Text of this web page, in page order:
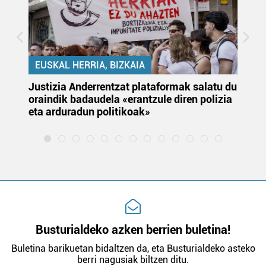
EUSKAL HERRIA, BIZKAIA
Justizia Anderrentzat plataformak salatu du
oraindik badaudela «erantzule diren polizia
eta arduradun politikoak»
Busturialdeko azken berrien buletina!
Buletina barikuetan bidaltzen da, eta Busturialdeko asteko
berri nagusiak biltzen ditu.